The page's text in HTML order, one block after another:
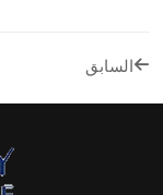
السابق